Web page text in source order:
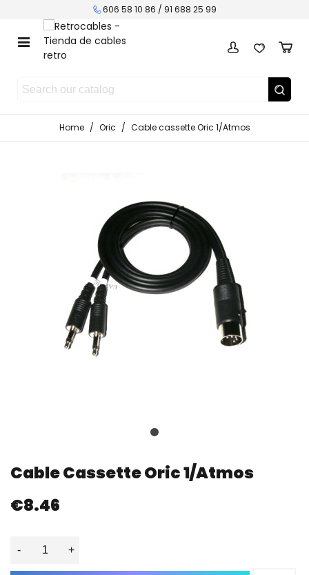
606 58 10 86 / 91 688 25 99
Home / Oric / Cable cassette Oric 1/Atmos
Cable Cassette Oric 1/Atmos
€8.46
- +